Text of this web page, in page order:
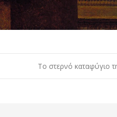
Tο στερνό καταφύγιο